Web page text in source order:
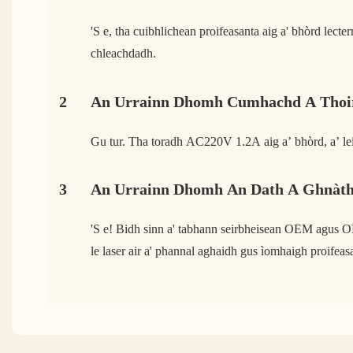
'S e, tha cuibhlichean proifeasanta aig a' bhòrd
chleachdadh.
2 An Urrainn Dhomh Cumhachd A
Gu tur. Tha toradh AC220V 1.2A aig a’ bhòrd, a’
3 An Urrainn Dhomh An Dath A
'S e! Bidh sinn a' tabhann seirbheisean OEM agus
le laser air a' phannal aghaidh gus ìomhaigh